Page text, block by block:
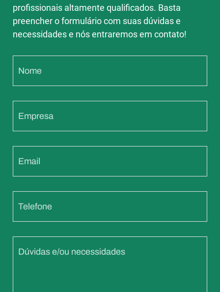
profissionais altamente qualificados. Basta
preencher o formulário com suas dúvidas e
necessidades e nós entraremos em contato!
Nome
Empresa
Email
Telefone
Dúvidas e/ou necessidades